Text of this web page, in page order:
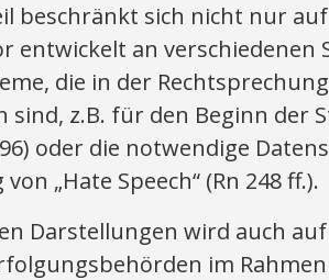
beschränkt sich nicht nur
entwickelt an verschiedenen
die in der
sind, z.B. für den Beginn der
oder die notwendige
„Hate Speech“ (Rn 248 ff.).
Darstellungen wird auch
im Rahmen